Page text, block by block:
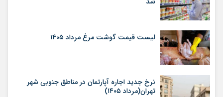
لیست قیمت گوشت مرغ مرداد ۱۴۰۵
نرخ جدید اجاره آپارتمان در مناطق جنوبی شهر
تهران(مرداد ۱۴۰۵)